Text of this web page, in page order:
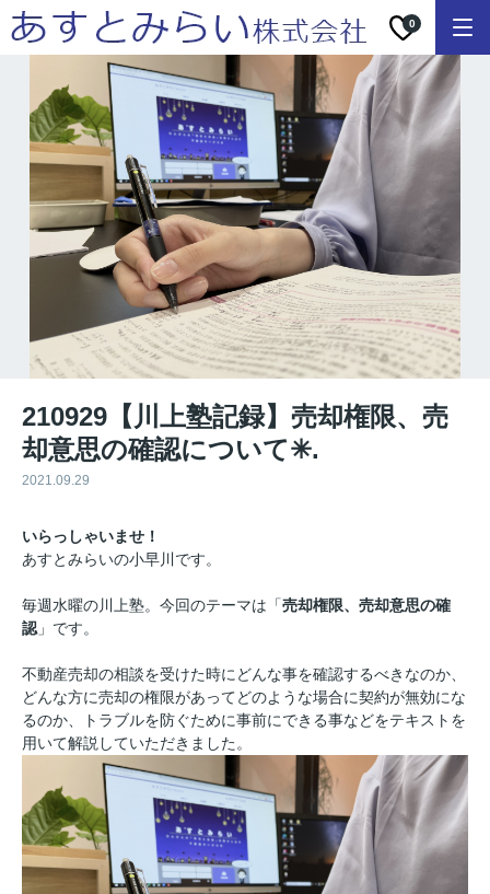
0
210929【川上塾記録】売却権限、売
却意思の確認について✳︎.
2021.09.29
いらっしゃいませ！
あすとみらいの小早川です。
毎週水曜の川上塾。今回のテーマは「売却権限、売却意思の確
認 」です。
不動産売却の相談を受けた時にどんな事を確認するべきなのか、
どんな方に売却の権限があってどのような場合に契約が無効にな
るのか、トラブルを防ぐために事前にできる事などをテキストを
用いて解説していただきました。